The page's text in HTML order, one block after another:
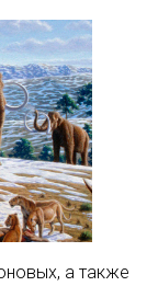
а также